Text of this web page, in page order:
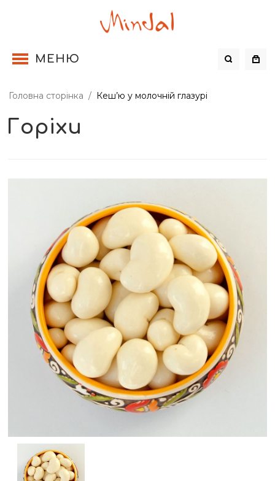
МЕНЮ
Головна сторінка / Кеш’ю у молочній глазурі
Горіхи